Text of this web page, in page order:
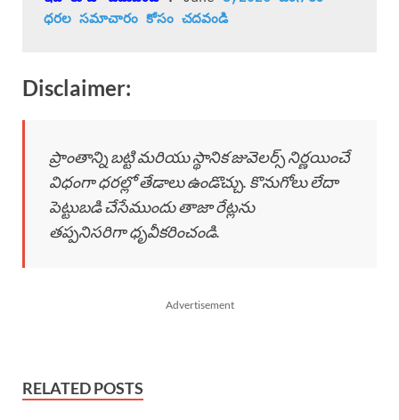
ధరల సమాచారం కోసం చదవండి
Disclaimer:
ప్రాంతాన్ని బట్టి మరియు స్థానిక జువెలర్స్ నిర్ణయించే
విధంగా ధరల్లో తేడాలు ఉండొచ్చు. కొనుగోలు లేదా
పెట్టుబడి చేసేముందు తాజా రేట్లను
తప్పనిసరిగా ధృవీకరించండి.
Advertisement
RELATED POSTS